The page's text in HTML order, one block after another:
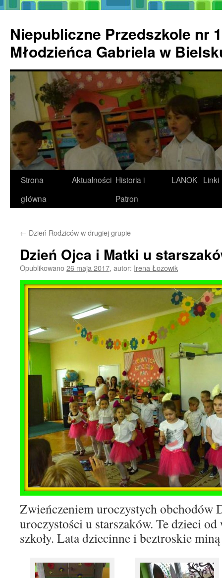
treści
Niepubliczne Przedszkole nr
Młodzieńca Gabriela w
Strona
główna
Aktualności Historia i
Patron
LANOK Linki
← Dzień Rodziców w drugiej grupie
Dzień Ojca i Matki u
Opublikowano26 maja 2017, autor: Irena Łozowik
Zwieńczeniem uroczystych obchodów
uroczystości u starszaków. Te dzieci
szkoły. Lata dziecinne i beztroskie